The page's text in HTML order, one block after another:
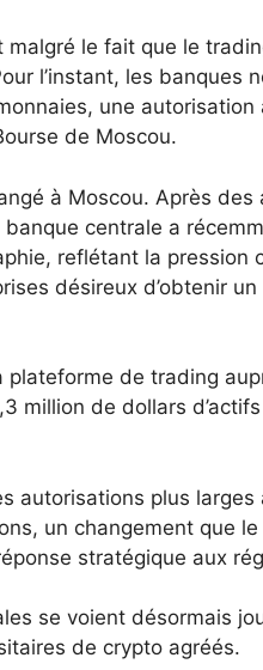
malgré le fait que le
l’instant, les banques
une
de Moscou.
à Moscou. Après des
centrale a
reflétant la pression
désireux d’obtenir
de trading
million de dollars
autorisations plus
un changement que
stratégique aux
se voient désormais
de crypto agréés.